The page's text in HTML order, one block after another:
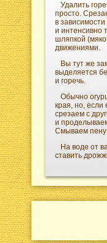
Удалить
просто.
в
и интенсивно
шляпкой
движениями.
Вы тут же
выделяется
и горечь.
Обычно
края, но, если
срезаем с
и
Смываем пену
На воде от
ставить